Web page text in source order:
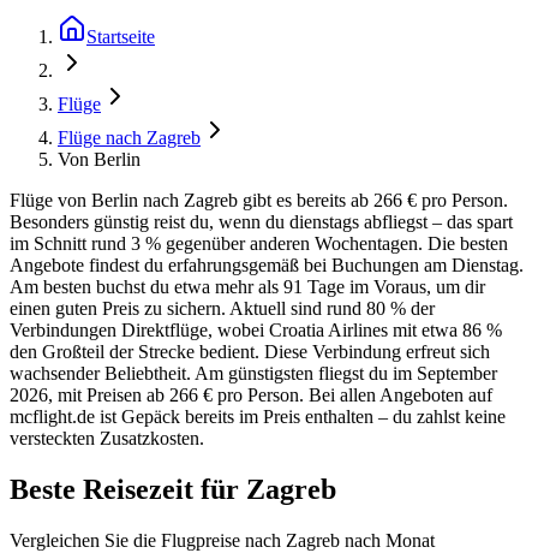
Startseite
Flüge
Flüge nach Zagreb
Von Berlin
Flüge von Berlin nach Zagreb gibt es bereits ab 266 € pro Person.
Besonders günstig reist du, wenn du dienstags abfliegst – das spart
im Schnitt rund 3 % gegenüber anderen Wochentagen. Die besten
Angebote findest du erfahrungsgemäß bei Buchungen am Dienstag.
Am besten buchst du etwa mehr als 91 Tage im Voraus, um dir
einen guten Preis zu sichern. Aktuell sind rund 80 % der
Verbindungen Direktflüge, wobei Croatia Airlines mit etwa 86 %
den Großteil der Strecke bedient. Diese Verbindung erfreut sich
wachsender Beliebtheit. Am günstigsten fliegst du im September
2026, mit Preisen ab 266 € pro Person. Bei allen Angeboten auf
mcflight.de ist Gepäck bereits im Preis enthalten – du zahlst keine
versteckten Zusatzkosten.
Beste Reisezeit für Zagreb
Vergleichen Sie die Flugpreise nach Zagreb nach Monat